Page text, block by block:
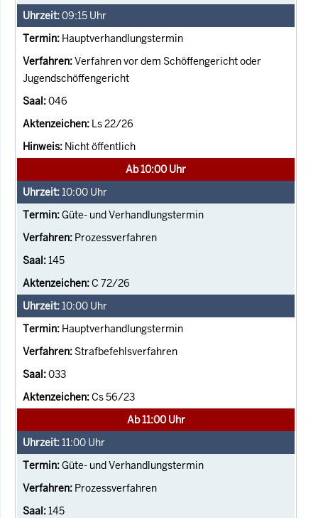
09:15 Uhr
Hauptverhandlungstermin
Verfahren vor dem Schöffengericht oder
Jugendschöffengericht
046
Ls 22/26
Nicht öffentlich
Ab 10:00 Uhr
10:00 Uhr
Güte- und Verhandlungstermin
Prozessverfahren
145
C 72/26
10:00 Uhr
Hauptverhandlungstermin
Strafbefehlsverfahren
033
Cs 56/23
Ab 11:00 Uhr
11:00 Uhr
Güte- und Verhandlungstermin
Prozessverfahren
145